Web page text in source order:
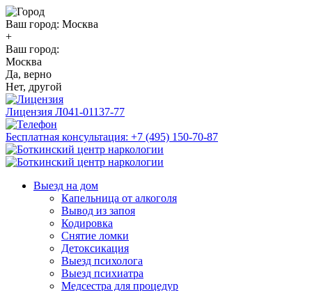
Ваш город: Москва
+
Ваш город:
Москва
Да, верно
Нет, другой
Лицензия Л041-01137-77
Бесплатная консультация: +7 (495) 150-70-87
Выезд на дом
Капельница от алкоголя
Вывод из запоя
Кодировка
Снятие ломки
Детоксикация
Выезд психолога
Выезд психиатра
Медсестра для процедур